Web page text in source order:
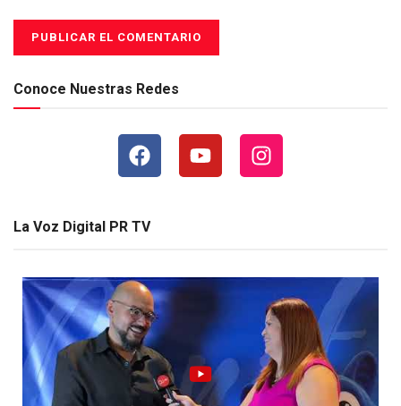
Conoce Nuestras Redes
La Voz Digital PR TV